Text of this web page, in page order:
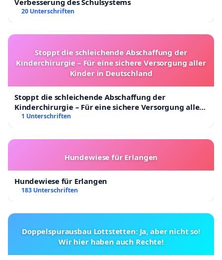
Verbesserung des Schulsystems
20 Unterschriften
Stoppt die schleichende Abschaffung der
Kinderchirurgie – Für eine sichere Versorgung aller
Kinder in Deutschland
Stoppt die schleichende Abschaffung der
Kinderchirurgie – Für eine sichere Versorgung aller
Kinder in Deutschland
1 Unterschriften
Hundewiese für Erlangen
Hundewiese für Erlangen
183 Unterschriften
Doppelspurausbau Lottstetten: Ja, aber nicht so!
Wir hier haben auch Rechte!